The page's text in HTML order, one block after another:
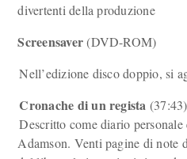
divertenti della produzione
Screensaver(DVD-ROM)
Nell’edizione disco doppio, si
Cronache di un regista (37:43)
Descritto come diario
Adamson. Venti pagine di note